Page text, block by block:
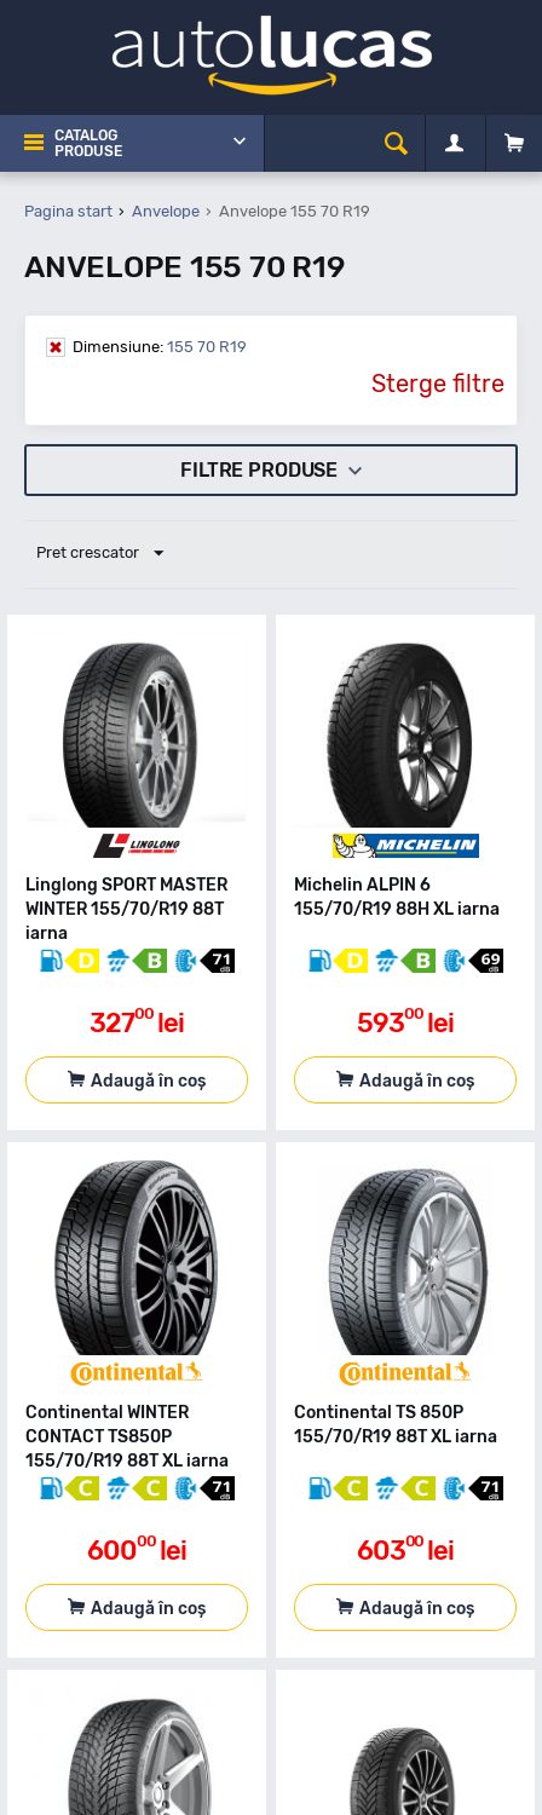
CATALOG
PRODUSE
Pagina start Anvelope Anvelope 155 70 R19
ANVELOPE 155 70 R19
Dimensiune: 155 70 R19
Sterge filtre
FILTRE PRODUSE
Pret crescator
Linglong SPORT MASTER
WINTER 155/70/R19 88T
iarna
32700 lei
Adaugă în coș
Michelin ALPIN 6
155/70/R19 88H XL iarna
59300 lei
Adaugă în coș
Continental WINTER
CONTACT TS850P
155/70/R19 88T XL iarna
60000 lei
Adaugă în coș
Continental TS 850P
155/70/R19 88T XL iarna
60300 lei
Adaugă în coș